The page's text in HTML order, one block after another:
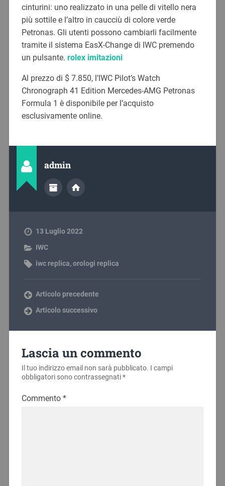
cinturini: uno realizzato in una pelle di vitello nera
più sottile e l’altro in caucciù di colore verde
Petronas. Gli utenti possono cambiarli facilmente
tramite il sistema EasX-Change di IWC premendo
un pulsante. rolex imitazioni
Al prezzo di $ 7.850, l’IWC Pilot’s Watch
Chronograph 41 Edition Mercedes-AMG Petronas
Formula 1 è disponibile per l’acquisto
esclusivamente online.
admin
13 Luglio 2022
IWC
iwc replica,orologi replica
Articolo precedente
Articolo successivo
Lascia un commento
Il tuo indirizzo email non sarà pubblicato. I campi
obbligatori sono contrassegnati*
Commento *